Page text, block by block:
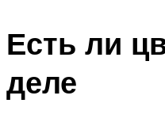
Есть ли
деле